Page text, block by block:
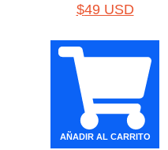
$49 USD
AÑADIR AL CARRITO